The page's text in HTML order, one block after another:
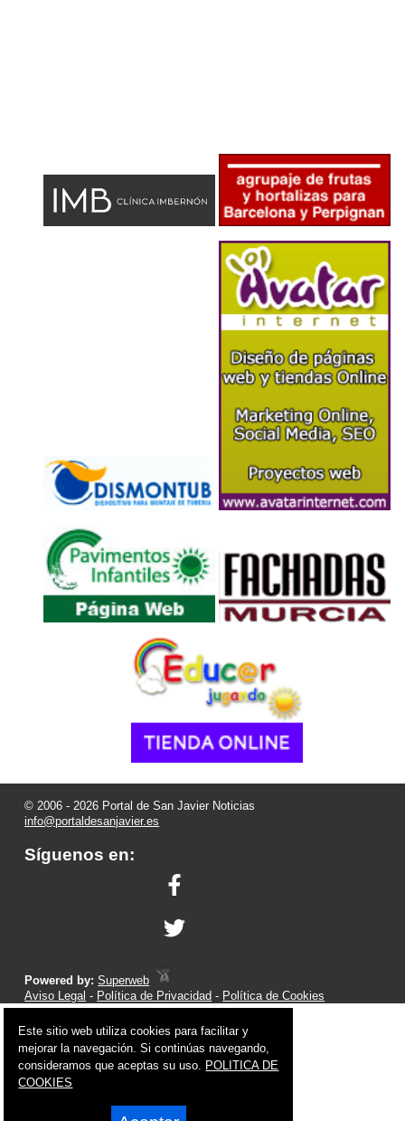
© 2006 - 2026 Portal de San Javier Noticias
info@portaldesanjavier.es
Síguenos en:
Powered by:Superweb
Aviso Legal - Política de Privacidad - Política de Cookies
Este sitio web utiliza cookies para facilitar y
mejorar la navegación. Si continúas navegando,
consideramos que aceptas su uso. POLITICA DE
COOKIES